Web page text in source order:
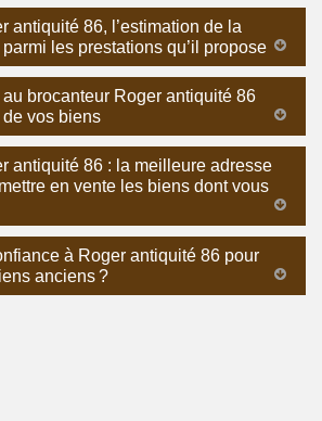
antiquité 86, l’estimation de la
les prestations qu’il propose
brocanteur Roger antiquité 86
de vos biens
antiquité 86 : la meilleure adresse
en vente les biens dont vous
à Roger antiquité 86 pour
anciens ?